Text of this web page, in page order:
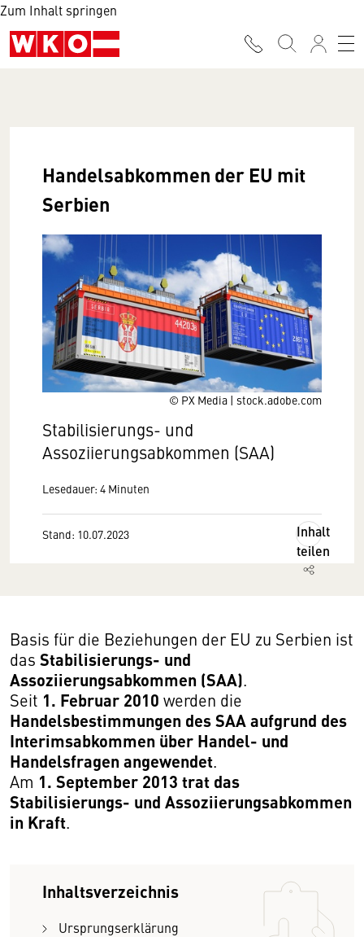
Zum Inhalt springen
© PX Media | stock.adobe.com
Handelsabkommen der EU mit
Serbien
Stabilisierungs- und
Assoziierungsabkommen (SAA)
Lesedauer: 4 Minuten
Stand: 10.07.2023
Inhalt
teilen
Basis für die Beziehungen der EU zu Serbien ist
das Stabilisierungs- und
Assoziierungsabkommen (SAA).
Seit 1. Februar 2010 werden die
Handelsbestimmungen des SAA aufgrund des
Interimsabkommen über Handel- und
Handelsfragen angewendet.
Am 1. September 2013 trat das
Stabilisierungs- und Assoziierungsabkommen
in Kraft.
Inhaltsverzeichnis
Ursprungserklärung